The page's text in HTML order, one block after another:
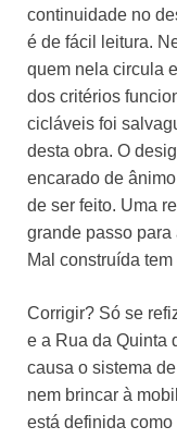
continuidade no
é de fácil leitura.
quem nela circula
dos critérios
cicláveis foi
desta obra. O
encarado de
de ser feito. Uma
grande passo
Mal construída
Corrigir? Só se
e a Rua da Quinta
causa o sistema
nem brincar à
está definida como